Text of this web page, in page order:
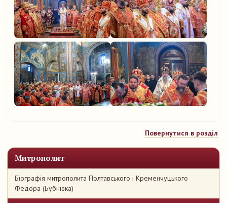
Митрополит
Біографія митрополита Полтавського і Кременчуцького
Федора (Бубнюка)
Повернутися в розділ